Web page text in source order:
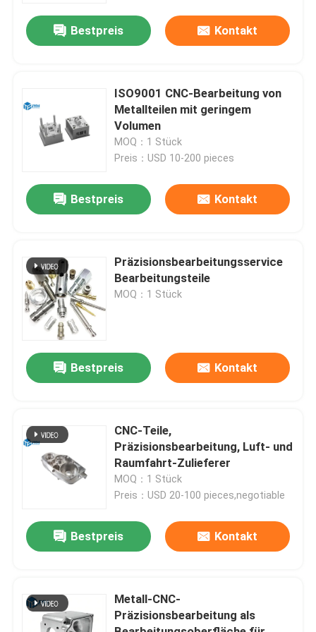
Dienstleistungen
VR-Show
Über uns
Qualitätskontrolle
Treten Sie mit uns in Verbindung
Nachrichten
Fordern Sie ein Zitat
Bestpreis Kontakt
ISO9001 CNC-Bearbeitung von
Metallteilen mit geringem
Volumen
MOQ：1 Stück
Preis：USD 10-200 pieces
Bestpreis Kontakt
Präzisionsbearbeitungsservice
Bearbeitungsteile
MOQ：1 Stück
Bestpreis Kontakt
CNC-Teile,
Präzisionsbearbeitung, Luft- und
Raumfahrt-Zulieferer
MOQ：1 Stück
Preis：USD 20-100 pieces,negotiable
Bestpreis Kontakt
Metall-CNC-
Präzisionsbearbeitung als